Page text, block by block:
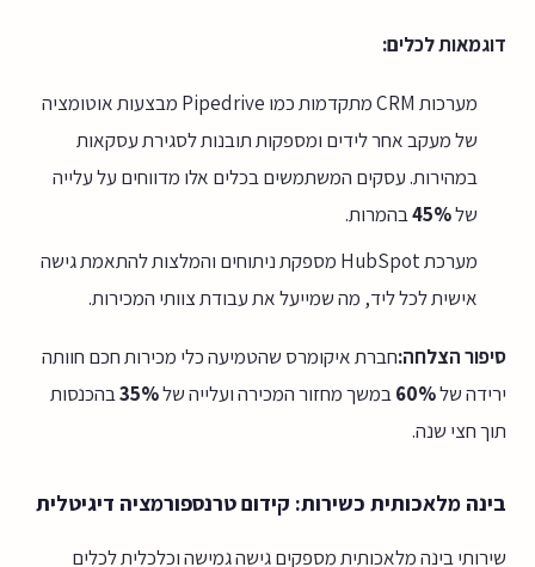
דוגמאות לכלים:
מערכות CRM מתקדמות כמו Pipedrive מבצעות אוטומציה
של מעקב אחר לידים ומספקות תובנות לסגירת עסקאות
במהירות. עסקים המשתמשים בכלים אלו מדווחים על עלייה
של45%בהמרות.
מערכת HubSpot מספקת ניתוחים והמלצות להתאמת גישה
אישית לכל ליד, מה שמייעל את עבודת צוותי המכירות.
סיפור הצלחה:חברת איקומרס שהטמיעה כלי מכירות חכם חוותה
ירידה של60%במשך מחזור המכירה ועלייה של35%בהכנסות
תוך חצי שנה.
בינה מלאכותית כשירות: קידום טרנספורמציה דיגיטלית
שירותי בינה מלאכותית מספקים גישה גמישה וכלכלית לכלים